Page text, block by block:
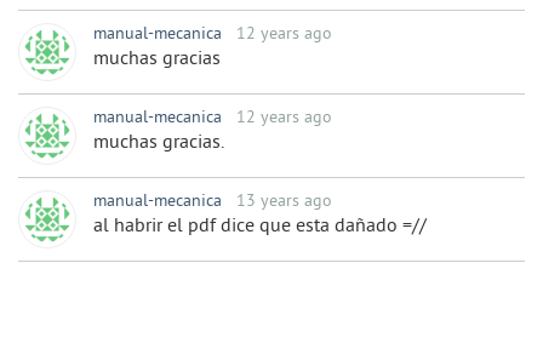
manual-mecanica 12 years ago
muchas gracias
manual-mecanica 12 years ago
muchas gracias.
manual-mecanica 13 years ago
al habrir el pdf dice que esta dañado =//